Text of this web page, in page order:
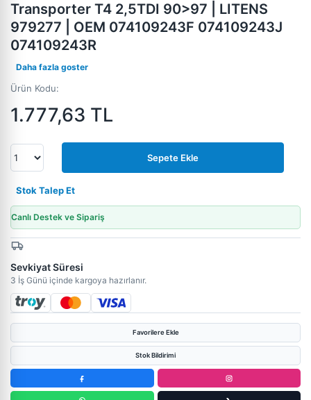
Transporter T4 2,5TDI 90>97 | LITENS
979277 | OEM 074109243F 074109243J
074109243R
Daha fazla goster
Ürün Kodu:
1.777,63 TL
Sepete Ekle
Stok Talep Et
Canlı Destek ve Sipariş
Sevkiyat Süresi
3 İş Günü içinde kargoya hazırlanır.
Favorilere Ekle
Stok Bildirimi